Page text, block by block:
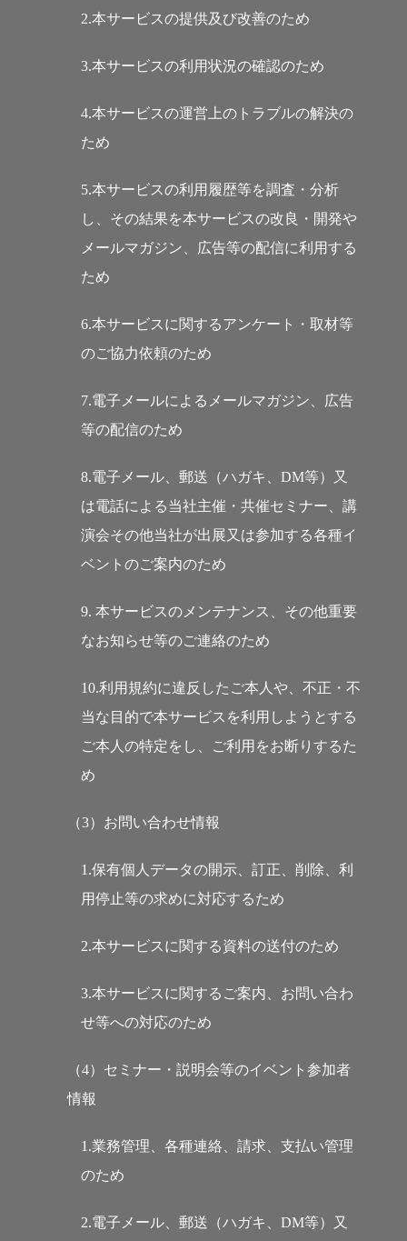
2.本サービスの提供及び改善のため
3.本サービスの利用状況の確認のため
4.本サービスの運営上のトラブルの解決の
ため
5.本サービスの利用履歴等を調査・分析
し、その結果を本サービスの改良・開発や
メールマガジン、広告等の配信に利用する
ため
6.本サービスに関するアンケート・取材等
のご協力依頼のため
7.電子メールによるメールマガジン、広告
等の配信のため
8.電子メール、郵送（ハガキ、DM等）又
は電話による当社主催・共催セミナー、講
演会その他当社が出展又は参加する各種イ
ベントのご案内のため
9. 本サービスのメンテナンス、その他重要
なお知らせ等のご連絡のため
10.利用規約に違反したご本人や、不正・不
当な目的で本サービスを利用しようとする
ご本人の特定をし、ご利用をお断りするた
め
（3）お問い合わせ情報
1.保有個人データの開示、訂正、削除、利
用停止等の求めに対応するため
2.本サービスに関する資料の送付のため
3.本サービスに関するご案内、お問い合わ
せ等への対応のため
（4）セミナー・説明会等のイベント参加者
情報
1.業務管理、各種連絡、請求、支払い管理
のため
2.電子メール、郵送（ハガキ、DM等）又